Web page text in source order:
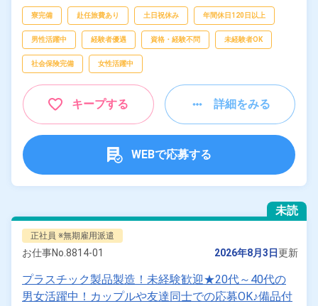
寮完備 赴任旅費あり 土日祝休み 年間休日120日以上
男性活躍中 経験者優遇 資格・経験不問 未経験者OK
社会保険完備 女性活躍中
キープする 詳細をみる
WEBで応募する
未読
正社員 ※無期雇用派遣
お仕事No.8814-01 2026年8月3日更新
プラスチック製品製造！未経験歓迎★20代～40代の
男女活躍中！カップルや友達同士での応募OK♪備品付